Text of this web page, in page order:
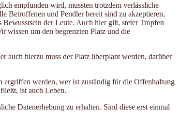
empfunden wird, mussten trotzdem verlässliche
Betroffenen und Pendler bereit sind zu akzeptieren,
der Leute. Auch hier gilt, steter Tropfen
wissen um den begrenzten Platz und die
auch hierzu muss der Platz überplant werden, darüber
ergriffen werden, wer ist zuständig für die Offenhaltung
ist auch Leben.
Datenerhebung zu erhalten. Sind diese erst einmal